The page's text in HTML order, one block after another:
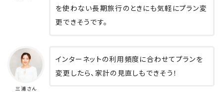
を使わない長期旅行のときにも気軽にプラン変
更できそうです。
三浦さん
インターネットの利用頻度に合わせてプランを
変更したら、家計の見直しもできそう！